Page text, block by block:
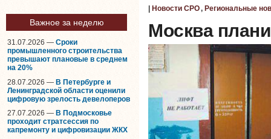
Важное за неделю
31.07.2026 — Сроки
промышленного строительства
превышают плановые в среднем
на 20%
28.07.2026 — В Петербурге и
Ленинградской области оценили
цифровую зрелость девелоперов
27.07.2026 — В Подмосковье
проходит стратсессия по
капремонту и цифровизации ЖКХ
Новости СРО, Региональные
Москва